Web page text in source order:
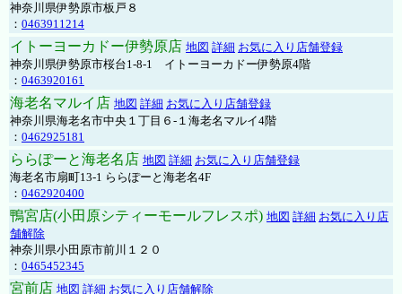
神奈川県伊勢原市板戸８
： 0463911214
イトーヨーカドー伊勢原店 地図 詳細 お気に入り店舗登録
神奈川県伊勢原市桜台1-8-1 イトーヨーカドー伊勢原4階
： 0463920161
海老名マルイ店 地図 詳細 お気に入り店舗登録
神奈川県海老名市中央１丁目６-１海老名マルイ4階
： 0462925181
ららぽーと海老名店 地図 詳細 お気に入り店舗登録
海老名市扇町13-1 ららぽーと海老名4F
： 0462920400
鴨宮店(小田原シティーモールフレスポ) 地図 詳細 お気に入り店
舗解除
神奈川県小田原市前川１２０
： 0465452345
宮前店 地図 詳細 お気に入り店舗解除